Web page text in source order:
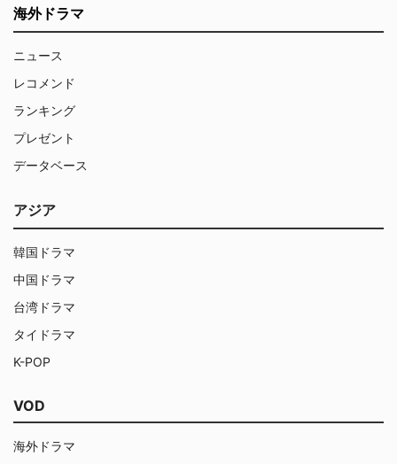
海外ドラマ
ニュース
レコメンド
ランキング
プレゼント
データベース
アジア
韓国ドラマ
中国ドラマ
台湾ドラマ
タイドラマ
K-POP
VOD
海外ドラマ